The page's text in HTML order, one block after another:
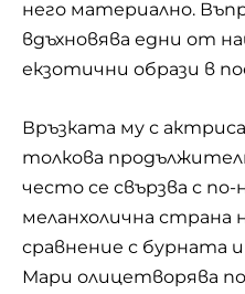
него материално.
вдъхновява едни от
екзотични образи в
Връзката му с
толкова
често се свързва с
меланхолична страна
сравнение с бурната
Мари олицетворява